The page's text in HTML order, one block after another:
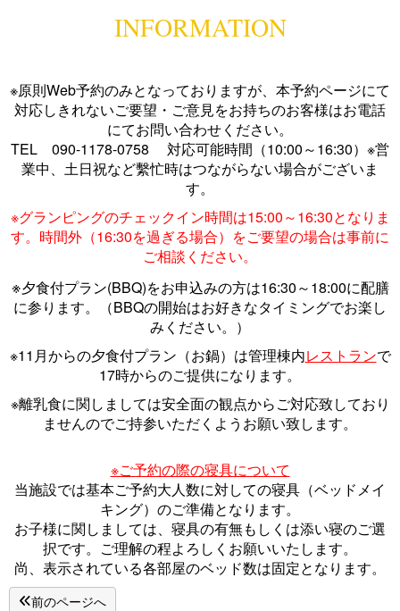
INFORMATION
※原則Web予約のみとなっておりますが、本予約ページにて
対応しきれないご要望・ご意見をお持ちのお客様はお電話
にてお問い合わせください。
TEL 090-1178-0758 対応可能時間（10:00～16:30）※営
業中、土日祝など繫忙時はつながらない場合がございま
す。
※グランピングのチェックイン時間は15:00～16:30となりま
す。時間外（16:30を過ぎる場合）をご要望の場合は事前に
ご相談ください。
※夕食付プラン(BBQ)をお申込みの方は16:30～18:00に配膳
に参ります。（BBQの開始はお好きなタイミングでお楽し
みください。）
※11月からの夕食付プラン（お鍋）は管理棟内レストランで
17時からのご提供になります。
※離乳食に関しましては安全面の観点からご対応致しており
ませんのでご持参いただくようお願い致します。
※ご予約の際の寝具について
当施設では基本ご予約大人数に対しての寝具（ベッドメイ
キング）のご準備となります。
お子様に関しましては、寝具の有無もしくは添い寝のご選
択です。ご理解の程よろしくお願いいたします。
尚、表示されている各部屋のベッド数は固定となります。
前のページへ